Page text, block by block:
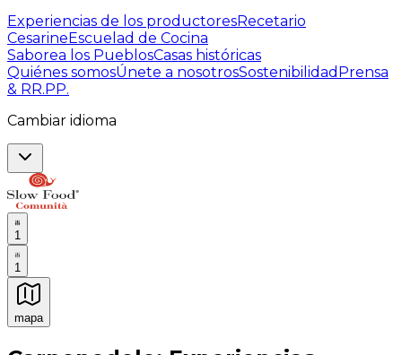
Experiencias de los productoresRecetario
CesarineEscuelad de Cocina
Saborea los PueblosCasas históricas
Quiénes somosÚnete a nosotrosSostenibilidad Prensa
& RR.PP.
Cambiar idioma
1
1
mapa